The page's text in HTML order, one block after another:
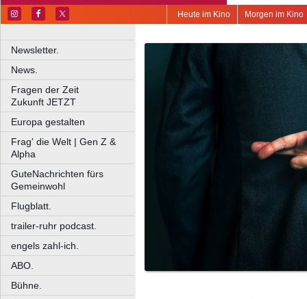
Morgen im Kino
Heute im Kino
Newsletter.
News.
Fragen der Zeit
Zukunft JETZT
Europa gestalten
Frag' die Welt | Gen Z &
Alpha
GuteNachrichten fürs
Gemeinwohl
Flugblatt.
trailer-ruhr podcast.
engels zahl-ich.
ABO.
Bühne.